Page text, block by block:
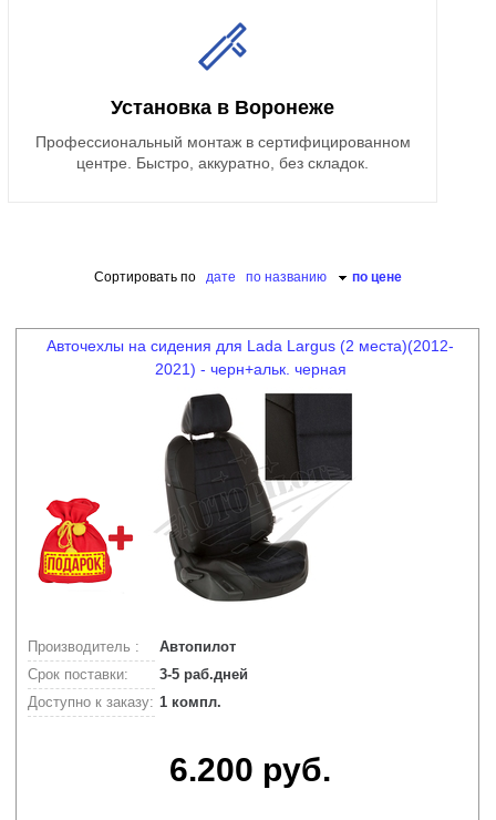
Установка в Воронеже
Профессиональный монтаж в сертифицированном
центре. Быстро, аккуратно, без складок.
Сортировать по дате по названию по цене
Авточехлы на сидения для Lada Largus (2 места)(2012-
2021) - черн+альк. черная
Производитель :
Автопилот
Срок поставки:
3-5 раб.дней
Доступно к заказу: 1 компл.
6.200 руб.